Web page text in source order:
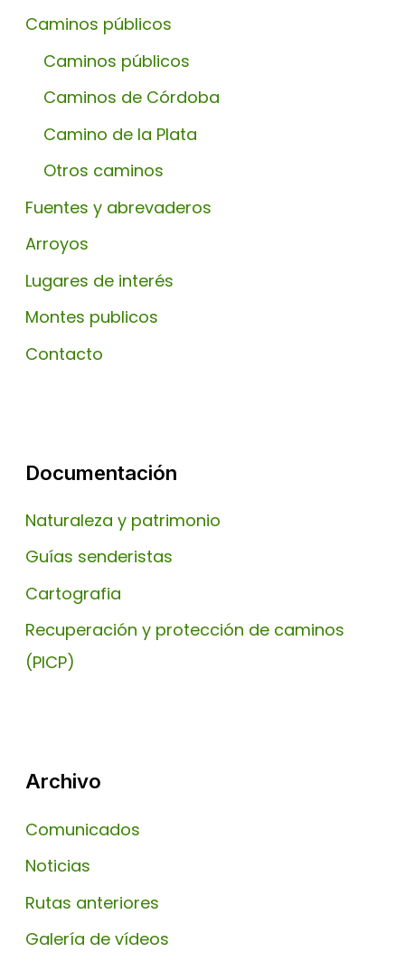
Caminos públicos
Caminos públicos
Caminos de Córdoba
Camino de la Plata
Otros caminos
Fuentes y abrevaderos
Arroyos
Lugares de interés
Montes publicos
Contacto
Documentación
Naturaleza y patrimonio
Guías senderistas
Cartografia
Recuperación y protección de caminos
(PICP)
Archivo
Comunicados
Noticias
Rutas anteriores
Galería de vídeos